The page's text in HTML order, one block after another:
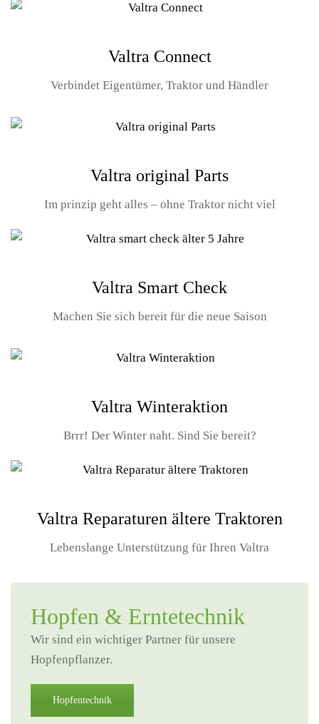
Valtra Connect
Verbindet Eigentümer, Traktor und Händler
Valtra original Parts
Im prinzip geht alles – ohne Traktor nicht viel
Valtra Smart Check
Machen Sie sich bereit für die neue Saison
Valtra Winteraktion
Brrr! Der Winter naht. Sind Sie bereit?
Valtra Reparaturen ältere Traktoren
Lebenslange Unterstützung für Ihren Valtra
Hopfen & Erntetechnik
Wir sind ein wichtiger Partner für unsere
Hopfenpflanzer.
Hopfentechnik